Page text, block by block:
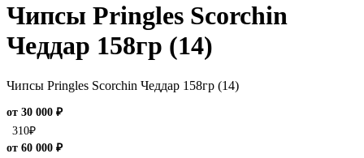
Чипсы Pringles Scorchin
Чеддар 158гр (14)
Чипсы Pringles Scorchin Чеддар 158гр (14)
от 30 000 ₽
310₽
от 60 000 ₽